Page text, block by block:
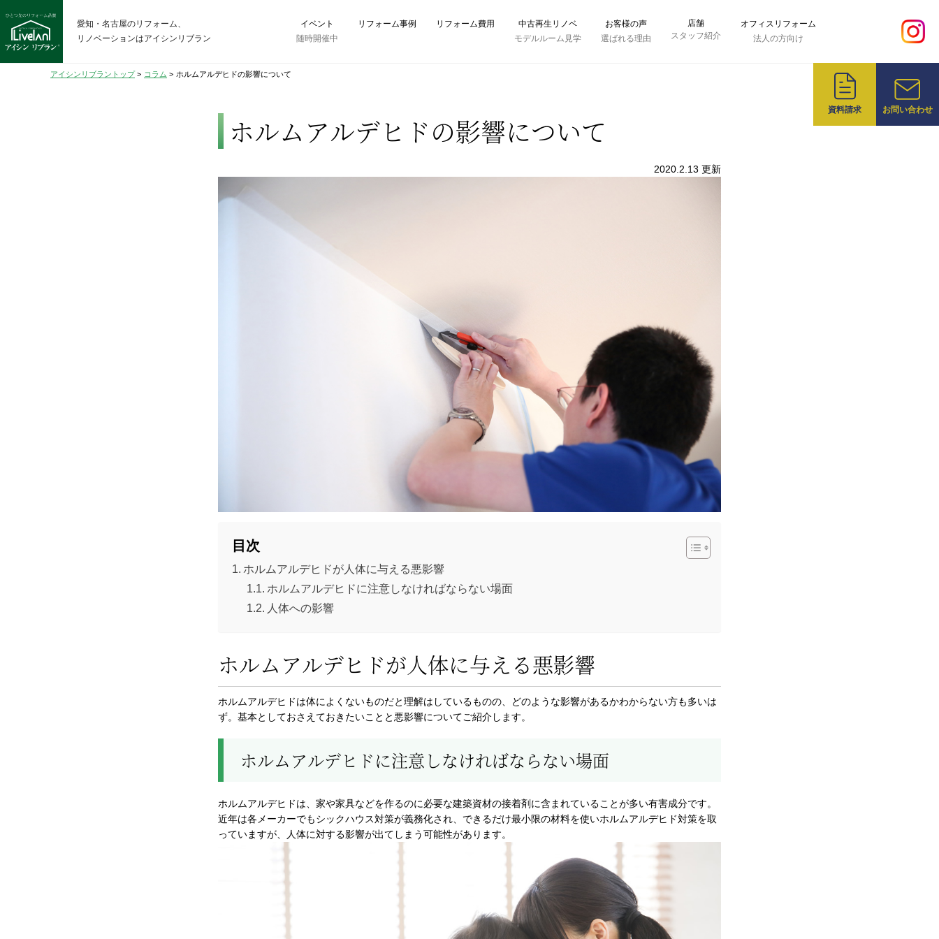
愛知・名古屋のリフォーム、
リノベーションはアイシンリブラン
イベント
随時開催中
リフォーム事例 リフォーム費用
中古再生リノベ
モデルルーム見学
お客様の声
選ばれる理由
店舗
スタッフ紹介
オフィスリフォーム
法人の方向け
資料請求 お問い合わせ
アイシンリブラントップ> コラム > ホルムアルデヒドの影響について
ホルムアルデヒドの影響について
2020.2.13 更新
目次
ホルムアルデヒドが人体に与える悪影響
ホルムアルデヒドに注意しなければならない場面
人体への影響
ホルムアルデヒドが人体に与える悪影響
ホルムアルデヒドは体によくないものだと理解はしているものの、どのような影響があるかわからない方も多いは
ず。基本としておさえておきたいことと悪影響についてご紹介します。
ホルムアルデヒドに注意しなければならない場面
ホルムアルデヒドは、家や家具などを作るのに必要な建築資材の接着剤に含まれていることが多い有害成分です。
近年は各メーカーでもシックハウス対策が義務化され、できるだけ最小限の材料を使いホルムアルデヒド対策を取
っていますが、人体に対する影響が出てしまう可能性があります。